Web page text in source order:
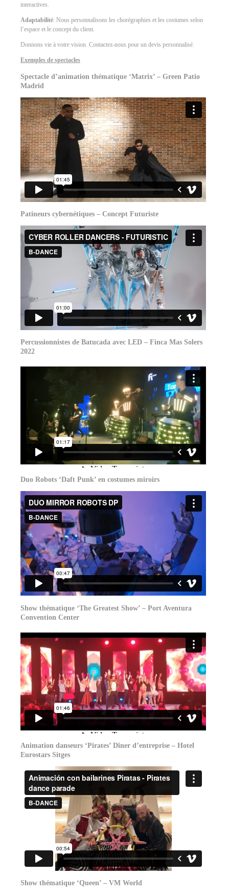
interactives.
Adaptabilité: Nous personnalisons les chorégraphies et les costumes selon
l’espace et le concept du client.
Donnons vie à votre vision. Contactez-nous pour un devis personnalisé.
Exemples de spectacles
Spectacle d’animation thématique ‘Matrix’ – Green Patio
Madrid
Patineurs cybernétiques – Concept Futuriste
Percussionnistes de Batucada avec LED – Finca Mas Solers
2022
Duo Robots ‘Daft Punk’ en costumes miroirs
Show thématique ‘The Greatest Show’ – Port Aventura
Convention Center
Animation danseurs ‘Pirates’ Dîner d’entreprise – Hotel
Eurostars Sitges
Show thématique ‘Queen’ – VM World